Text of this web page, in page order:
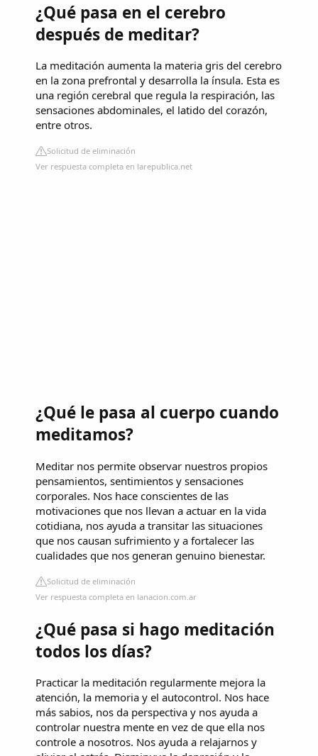
¿Qué pasa en el cerebro
después de meditar?
La meditación aumenta la materia gris del cerebro
en la zona prefrontal y desarrolla la ínsula. Esta es
una región cerebral que regula la respiración, las
sensaciones abdominales, el latido del corazón,
entre otros.
Solicitud de eliminación
Ver respuesta completa en larepublica.net
¿Qué le pasa al cuerpo cuando
meditamos?
Meditar nos permite observar nuestros propios
pensamientos, sentimientos y sensaciones
corporales. Nos hace conscientes de las
motivaciones que nos llevan a actuar en la vida
cotidiana, nos ayuda a transitar las situaciones
que nos causan sufrimiento y a fortalecer las
cualidades que nos generan genuino bienestar.
Solicitud de eliminación
Ver respuesta completa en lanacion.com.ar
¿Qué pasa si hago meditación
todos los días?
Practicar la meditación regularmente mejora la
atención, la memoria y el autocontrol. Nos hace
más sabios, nos da perspectiva y nos ayuda a
controlar nuestra mente en vez de que ella nos
controle a nosotros. Nos ayuda a relajarnos y